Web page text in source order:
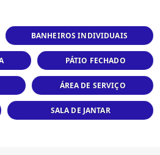
BANHEIROS INDIVIDUAIS
PÁTIO FECHADO
ÁREA DE SERVIÇO
SALA DE JANTAR